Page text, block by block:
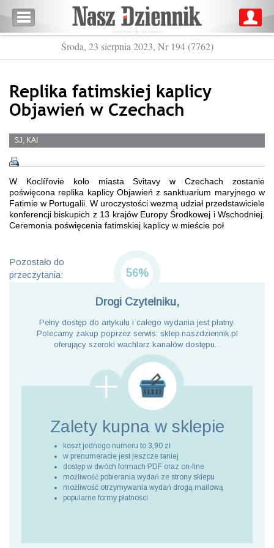
Środa, 23 sierpnia 2023, Nr 194 (7762)
Replika fatimskiej kaplicy
Objawień w Czechach
SJ, KAI
W Koclířovie koło miasta Svitavy w Czechach zostanie
poświęcona replika kaplicy Objawień z sanktuarium maryjnego w
Fatimie w Portugalii. W uroczystości wezmą udział przedstawiciele
konferencji biskupich z 13 krajów Europy Środkowej i Wschodniej.
Ceremonia poświęcenia fatimskiej kaplicy w mieście poł
Pozostało do
przeczytania:
56%
Drogi Czytelniku,
Pełny dostęp do artykułu i całego wydania jest płatny.
Polecamy zakup poprzez serwis: sklep.naszdziennik.pl
oferujący szeroki wachlarz kanałów dostępu. .
Zalety kupna w sklepie
koszt jednego numeru to 3,90 zł
w prenumeracie jest jeszcze taniej
dostęp w dwóch formach PDF oraz on-line
możliwość pobierania wydań ze strony sklepu
możliwość otrzymywania wydań drogą mailową
popularne formy płatności